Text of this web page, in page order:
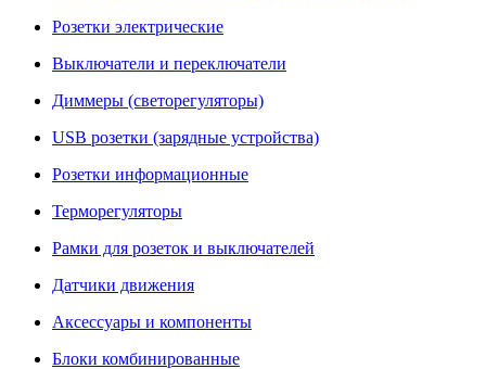
Розетки электрические
Выключатели и переключатели
Диммеры (светорегуляторы)
USB розетки (зарядные устройства)
Розетки информационные
Терморегуляторы
Рамки для розеток и выключателей
Датчики движения
Аксессуары и компоненты
Блоки комбинированные